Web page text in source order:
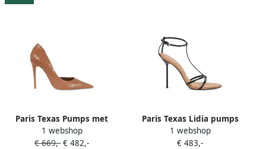
Paris Texas Pumps met
slangenleer-effect Bruin
1 webshop
€ 669,- € 482,-
Paris Texas Lidia pumps
met T-bandje en hak Zwart
1 webshop
€ 483,-